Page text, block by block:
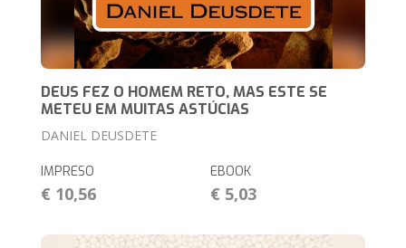
DEUS FEZ O HOMEM RETO, MAS ESTE SE
METEU EM MUITAS ASTÚCIAS
DANIEL DEUSDETE
IMPRESO
€ 10,56
EBOOK
€ 5,03